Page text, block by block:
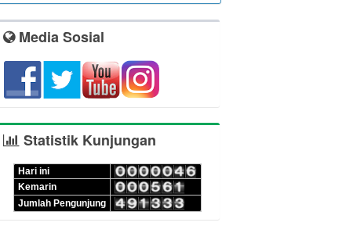
Media Sosial
Statistik Kunjungan
Hari ini
Kemarin
Jumlah Pengunjung